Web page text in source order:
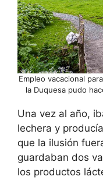
Empleo vacacional
la Duquesa pudo
Una vez al año,
lechera y
que la ilusión
guardaban dos
los productos